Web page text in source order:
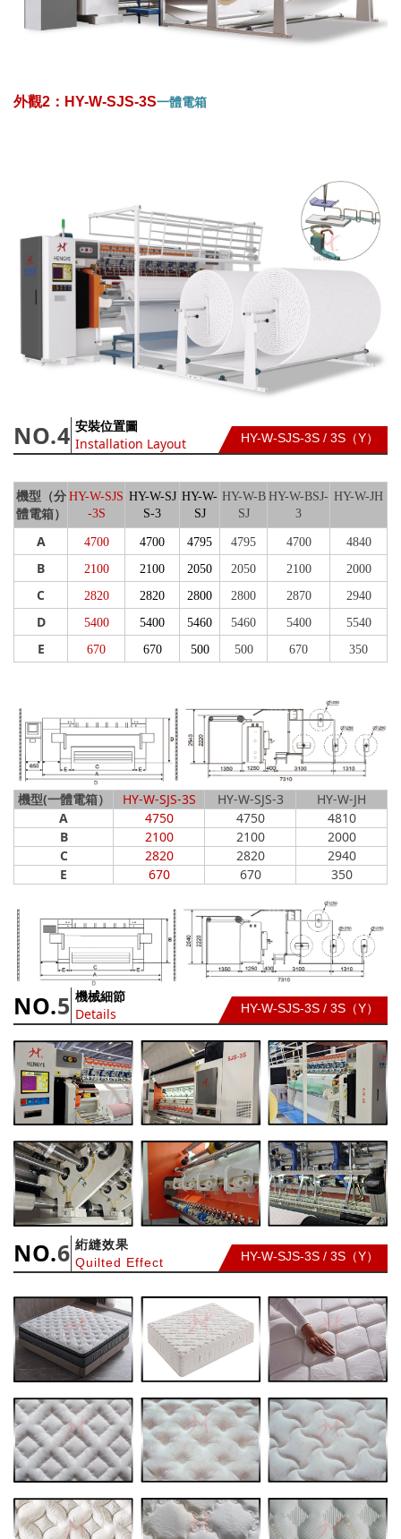
外觀2：HY-W-SJS-3S一體電箱
NO.4 安裝位置圖
Installation Layout
HY-W-SJS-3S / 3S （Y）
機型（分
體電箱）
HY-W-SJS
-3S
HY-W-SJ
S-3
HY-W-
SJ
HY-W-B
SJ
HY-W-BSJ-
3
HY-W-JH
A 4700 4700 4795 4795 4700 4840
B 2100 2100 2050 2050 2100 2000
C 2820 2820 2800 2800 2870 2940
D 5400 5400 5460 5460 5400 5540
E 670 670 500 500 670 350
機型(一體電箱） HY-W-SJS-3S HY-W-SJS-3
HY-W-JH
A
4750 4750
4810
B
2100 2100
2000
C
2820 2820
2940
E
670 670 350
NO.5 機械細節
Details
HY-W-SJS-3S / 3S （Y）
NO.6 絎縫效果
Quilted Effect HY-W-SJS-3S / 3S （Y）